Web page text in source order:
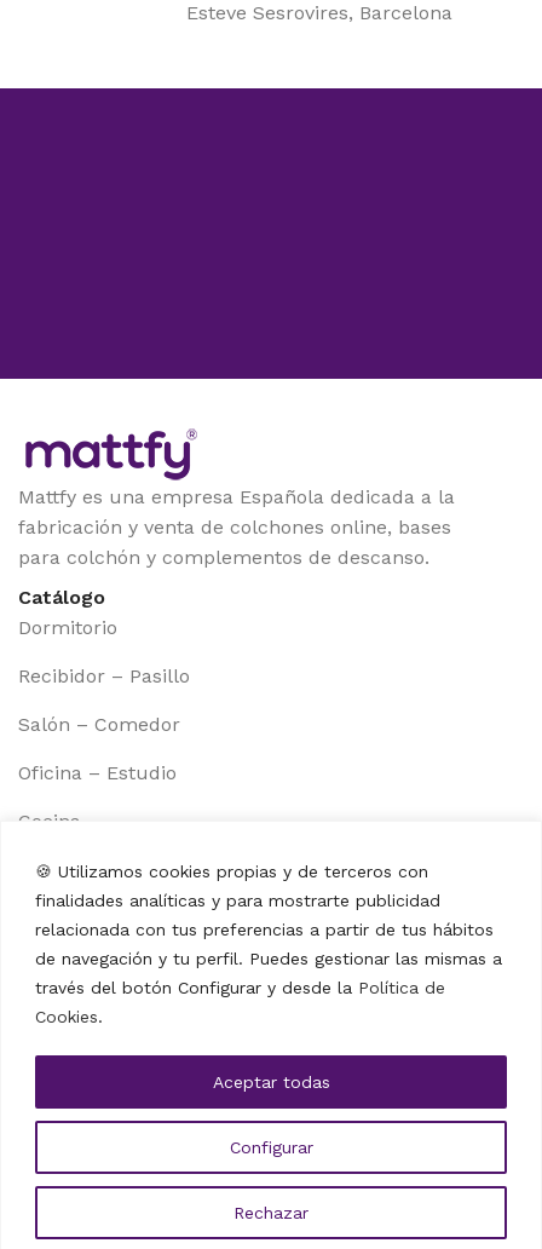
🍪 Utilizamos cookies propias y de terceros con
finalidades analíticas y para mostrarte publicidad
relacionada con tus preferencias a partir de tus hábitos
de navegación y tu perfil. Puedes gestionar las mismas a
través del botón Configurar y desde la Política de
Cookies.
Configurar
Rechazar
Aceptar todas
Esteve Sesrovires, Barcelona
Mattfy es una empresa Española dedicada a la
fabricación y venta de colchones online, bases
para colchón y complementos de descanso.
Catálogo
Dormitorio
Recibidor – Pasillo
Salón – Comedor
Oficina – Estudio
Cocina
Muebles auxiliares
Información
Aviso legal
Política de cookies
Política de privacidad
Términos y condiciones
Contacto
Amazon Store